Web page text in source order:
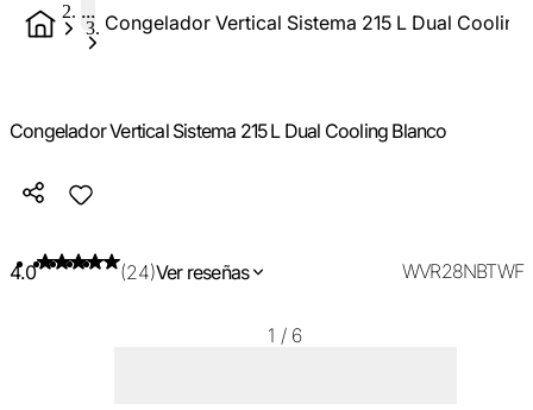
... Congelador Vertical Sistema 215 L Dual Cooling
Congelador Vertical Sistema 215 L Dual Cooling Blanco
4.0 (24)Ver reseñas WVR28NBTWF
1 / 6